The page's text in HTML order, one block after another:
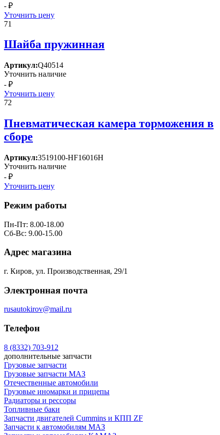
- ₽
Уточнить цену
71
Шайба пружинная
Артикул:Q40514
Уточнить наличие
- ₽
Уточнить цену
72
Пневматическая камера торможения в
сборе
Артикул:3519100-HF16016H
Уточнить наличие
- ₽
Уточнить цену
Режим работы
Пн-Пт: 8.00-18.00
Сб-Вс: 9.00-15.00
Адрес магазина
г. Киров, ул. Производственная, 29/1
Электронная почта
rusautokirov@mail.ru
Телефон
8 (8332) 703-912
дополнительные запчасти
Грузовые запчасти
Грузовые запчасти МАЗ
Отечественные автомобили
Грузовые иномарки и прицепы
Радиаторы и рессоры
Топливные баки
Запчасти двигателей Cummins и КПП ZF
Запчасти к автомобилям МАЗ